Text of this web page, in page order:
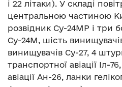
і 22 літаки). У складі
центральною частиною
розвідник Су-24МР і три
Су-24М, шість
винищувачів Су-27, 4
транспортної авіації Іл-
авіації Ан-26, ланки